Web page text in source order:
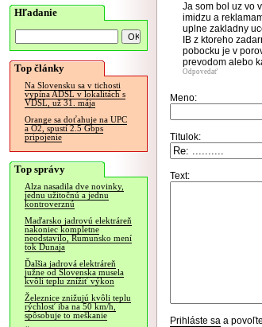
Hľadanie
Top články
Na Slovensku sa v tichosti
vypína ADSL v lokalitách s
VDSL, už 31. mája
Orange sa doťahuje na UPC
a O2, spustí 2.5 Gbps
pripojenie
Top správy
Alza nasadila dve novinky,
jednu užitočnú a jednu
kontroverznú
Maďarsko jadrovú elektráreň
nakoniec kompletne
neodstavilo, Rumunsko mení
tok Dunaja
Ďalšia jadrová elektráreň
južne od Slovenska musela
kvôli teplu znížiť výkon
Železnice znižujú kvôli teplu
rýchlosť iba na 50 km/h,
spôsobuje to meškanie
Ja som bol uz vo
imidzu a
uplne zakladny
IB z ktoreho
pobocku je v
prevodom alebo
Odpovedať
Meno:
Titulok:
Text:
Prihláste sa a